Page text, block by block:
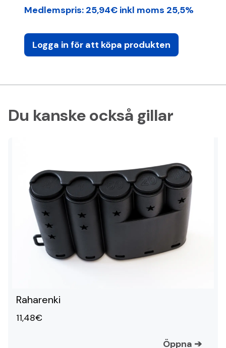
Medlemspris: 25,94€ inkl moms 25,5%
Logga in för att köpa produkten
Du kanske också gillar
Raharenki
11,48€
Öppna ➔